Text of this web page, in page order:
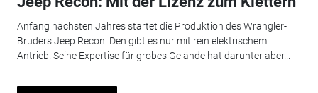
Anfang nächsten Jahres startet die Produktion des Wrangler-
Bruders Jeep Recon. Den gibt es nur mit rein elektrischem
Antrieb. Seine Expertise für grobes Gelände hat darunter aber...